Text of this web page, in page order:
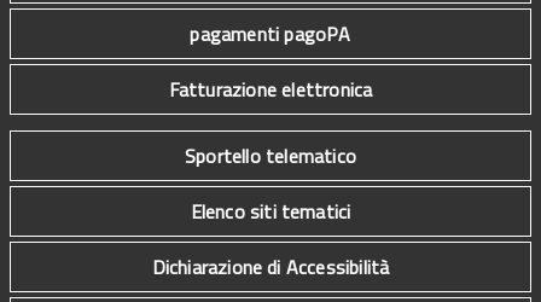
pagamenti pagoPA
Fatturazione elettronica
Sportello telematico
Elenco siti tematici
Dichiarazione di Accessibilità